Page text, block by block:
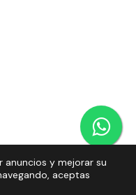
anuncios y mejorar su
aceptas